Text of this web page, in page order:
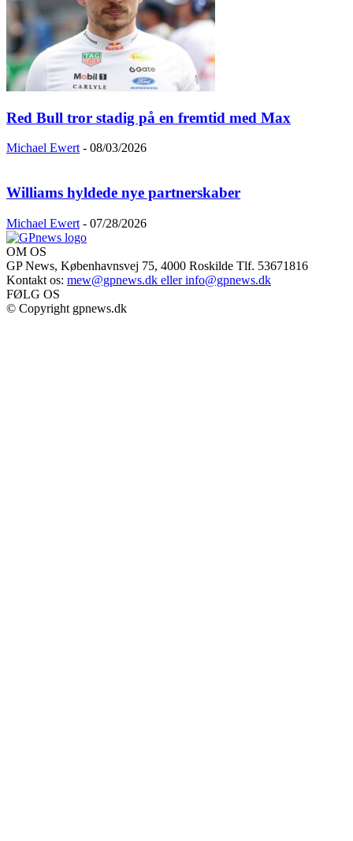
Red Bull tror stadig på en fremtid med Max
Michael Ewert - 08/03/2026
Williams hyldede nye partnerskaber
Michael Ewert - 07/28/2026
OM OS
GP News, Københavnsvej 75, 4000 Roskilde Tlf. 53671816
Kontakt os: mew@gpnews.dk eller info@gpnews.dk
FØLG OS
© Copyright gpnews.dk